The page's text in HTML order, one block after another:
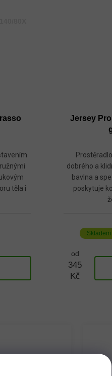
těla i
Jersey
dobrého a
bavlna a
poskytuje
Skladem
od
345
Kč